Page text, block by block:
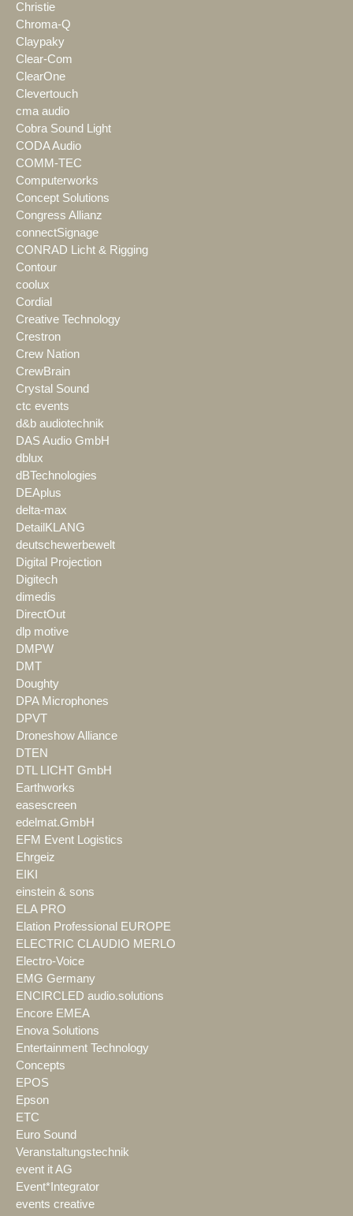
Christie
Chroma-Q
Claypaky
Clear-Com
ClearOne
Clevertouch
cma audio
Cobra Sound Light
CODA Audio
COMM-TEC
Computerworks
Concept Solutions
Congress Allianz
connectSignage
CONRAD Licht & Rigging
Contour
coolux
Cordial
Creative Technology
Crestron
Crew Nation
CrewBrain
Crystal Sound
ctc events
d&b audiotechnik
DAS Audio GmbH
dblux
dBTechnologies
DEAplus
delta-max
DetailKLANG
deutschewerbewelt
Digital Projection
Digitech
dimedis
DirectOut
dlp motive
DMPW
DMT
Doughty
DPA Microphones
DPVT
Droneshow Alliance
DTEN
DTL LICHT GmbH
Earthworks
easescreen
edelmat.GmbH
EFM Event Logistics
Ehrgeiz
EIKI
einstein & sons
ELA PRO
Elation Professional EUROPE
ELECTRIC CLAUDIO MERLO
Electro-Voice
EMG Germany
ENCIRCLED audio.solutions
Encore EMEA
Enova Solutions
Entertainment Technology
Concepts
EPOS
Epson
ETC
Euro Sound
Veranstaltungstechnik
event it AG
Event*Integrator
events creative